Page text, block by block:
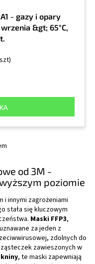
- gazy i opary
&gt; 65°C,
od 3M -
poziomie
i innymi zagrożeniami
stała się kluczowym
Maski FFP3,
za jeden z
zdolnych do
zawieszonych w
, te maski zapewniają